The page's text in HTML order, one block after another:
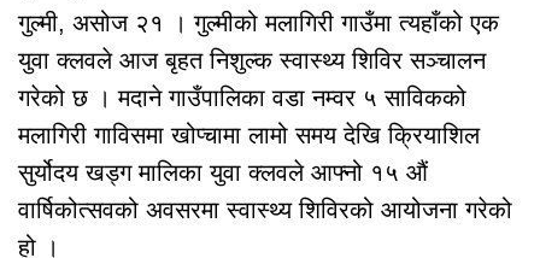
गुल्मी, असोज २१ । गुल्मीको मलागिरी गाउँमा त्यहाँको एक
युवा क्लवले आज बृहत निशुल्क स्वास्थ्य शिविर सञ्चालन
गरेको छ । मदाने गाउँपालिका वडा नम्वर ५ साविकको
मलागिरी गाविसमा खोप्चामा लामो समय देखि क्रियाशिल
सुर्योदय खड्ग मालिका युवा क्लवले आफ्नो १५ औं
वार्षिकोत्सवको अवसरमा स्वास्थ्य शिविरको आयोजना गरेको
हो ।